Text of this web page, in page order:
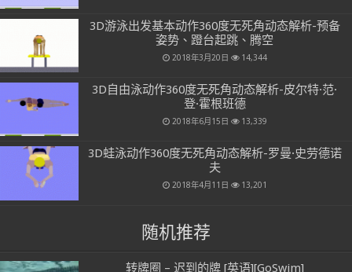
3D游泳出发基本动作360度无死角动态解析-预备
姿势、蹬台起跳、腾空
2018年3月20日 14,344
3D自由泳动作360度无死角动态解析-皮尔特·范·
登·霍根班德
2018年6月15日 13,339
3D蛙泳动作360度无死角动态解析-罗曼·史劳德诺
夫
2018年4月11日 13,201
随机推荐
转牌圈 – 迟到的牌 [英语][GoSwim]